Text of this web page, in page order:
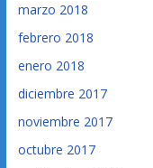
marzo 2018
febrero 2018
enero 2018
diciembre 2017
noviembre 2017
octubre 2017